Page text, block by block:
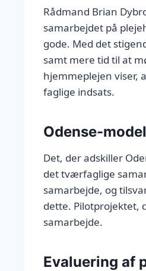
Rådmand Brian
samarbejdet på
gode. Med det
samt mere tid til at
hjemmeplejen viser,
faglige indsats.
Odense-
Det, der adskiller
det tværfaglige
samarbejde, og
dette. Pilotprojektet,
samarbejde.
Evaluering af